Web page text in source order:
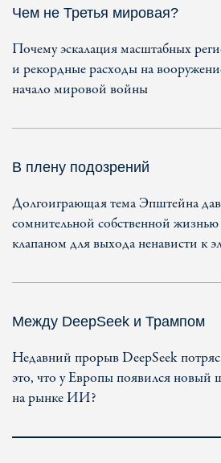
Чем не Третья мировая?
Почему эскалация масштабных
и рекордные расходы на
начало мировой войны
В плену подозрений
Долгоиграющая тема Эпштейна
сомнительной собственной жизнью
клапаном для выхода ненависти к
Между DeepSeek и Трампом
Недавний прорыв DeepSeek
это, что у Европы появился новый
на рынке ИИ?